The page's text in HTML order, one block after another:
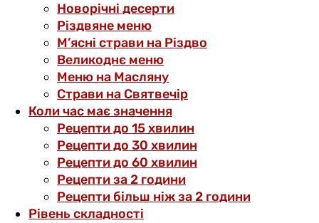
Новорічні десерти
Різдвяне меню
М’ясні страви на Різдво
Великоднє меню
Меню на Масляну
Страви на Святвечір
Коли час має значення
Рецепти до 15 хвилин
Рецепти до 30 хвилин
Рецепти до 60 хвилин
Рецепти за 2 години
Рецепти більш ніж за 2 години
Рівень складності